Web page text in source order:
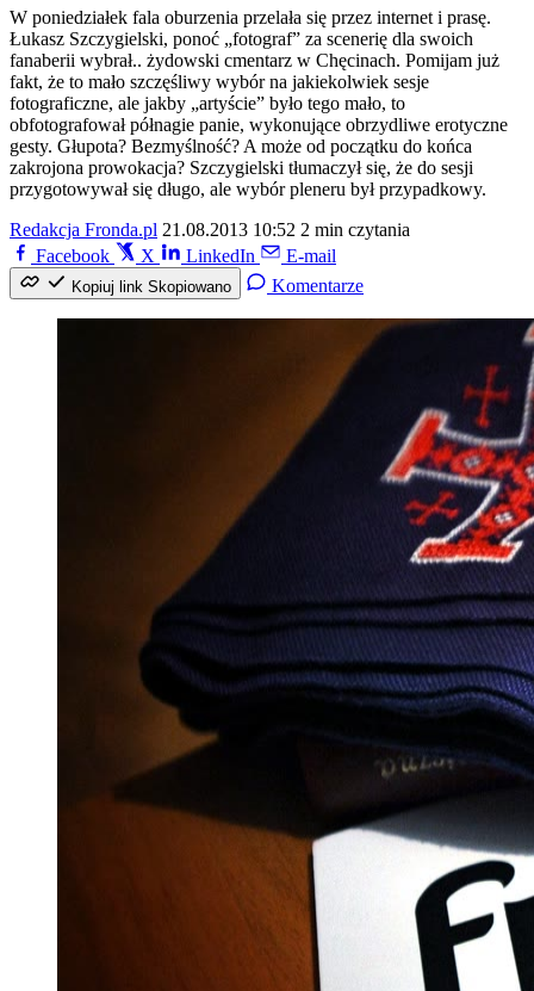
W poniedziałek fala oburzenia przelała się przez internet i prasę.
Łukasz Szczygielski, ponoć „fotograf” za scenerię dla swoich
fanaberii wybrał.. żydowski cmentarz w Chęcinach. Pomijam już
fakt, że to mało szczęśliwy wybór na jakiekolwiek sesje
fotograficzne, ale jakby „artyście” było tego mało, to
obfotografował półnagie panie, wykonujące obrzydliwe erotyczne
gesty. Głupota? Bezmyślność? A może od początku do końca
zakrojona prowokacja? Szczygielski tłumaczył się, że do sesji
przygotowywał się długo, ale wybór pleneru był przypadkowy.
Redakcja Fronda.pl 21.08.2013 10:52 2 min czytania
Facebook
X LinkedIn E-mail
Kopiuj link Skopiowano Komentarze